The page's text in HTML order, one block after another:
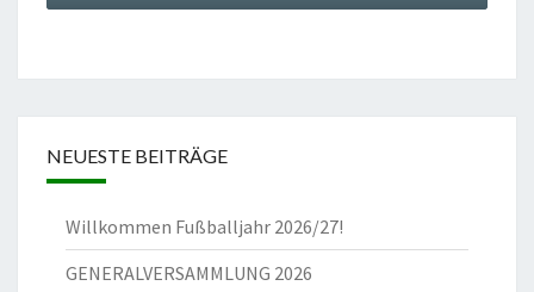
NEUESTE BEITRÄGE
Willkommen Fußballjahr 2026/27!
GENERALVERSAMMLUNG 2026